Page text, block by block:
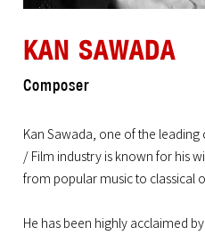
KAN SAWADA
Composer
Kan Sawada, one of the
/ Film industry is known for his
from popular music to classical
He has been highly acclaimed